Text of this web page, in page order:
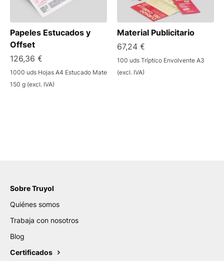
Papeles Estucados y
Offset
126,36 €
1000 uds Hojas A4 Estucado Mate
150 g (excl. IVA)
Material Publicitario
67,24 €
100 uds Tríptico Envolvente A3
(excl. IVA)
Sobre Truyol
Quiénes somos
Trabaja con nosotros
Blog
Certificados